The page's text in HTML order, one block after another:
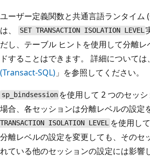
ユーザー定義関数と共通言語ランタイム
は、
SET TRANSACTION ISOLATION LEVEL
だし、テーブル ヒントを使用して分離レ
ドすることはできます。 詳細については
(Transact-SQL) 」を参照してください。
sp_bindsession を使用して 2 つのセッ
場合、各セッションは分離レベルの設定
TRANSACTION ISOLATION LEVEL を使用し
分離レベルの設定を変更しても、そのセ
れている他のセッションの設定には影響